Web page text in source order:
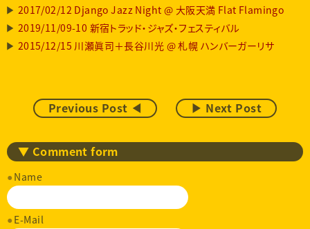
2017/02/12 Django Jazz Night @ 大阪天満 Flat Flamingo
2019/11/09-10 新宿トラッド・ジャズ・フェスティバル
2015/12/15 川瀬眞司＋長谷川光 @ 札幌 ハンバーガーリサ
Previous Post ◀ ▶ Next Post
▼ Comment form
Name
E-Mail